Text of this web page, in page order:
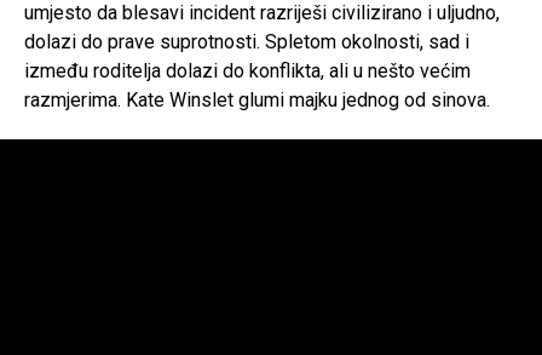
umjesto da blesavi incident razriješi civilizirano i uljudno,
dolazi do prave suprotnosti. Spletom okolnosti, sad i
između roditelja dolazi do konflikta, ali u nešto većim
razmjerima. Kate Winslet glumi majku jednog od sinova.